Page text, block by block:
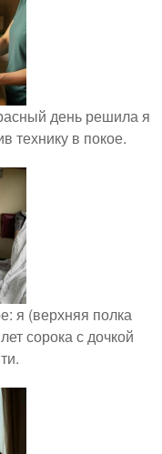
день решила я
технику в покое.
я (верхняя полка
сорока с дочкой